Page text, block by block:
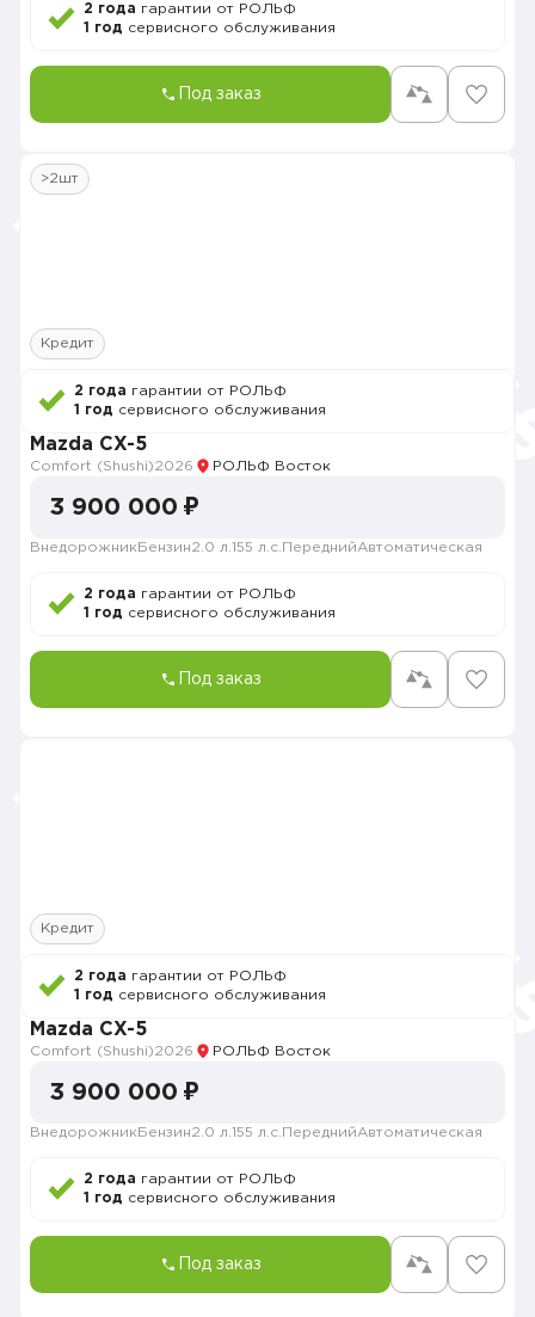
2 года гарантии от РОЛЬФ
1 год сервисного обслуживания
Под заказ
>2шт
Кредит
2 года гарантии от РОЛЬФ
1 год сервисного обслуживания
Mazda CX-5
Comfort (Shushi)2026 РОЛЬФ Восток
3 900 000 ₽
Внедорожник Бензин2.0 л. 155 л.с. ПереднийАвтоматическая
2 года гарантии от РОЛЬФ
1 год сервисного обслуживания
Под заказ
Кредит
2 года гарантии от РОЛЬФ
1 год сервисного обслуживания
Mazda CX-5
Comfort (Shushi)2026 РОЛЬФ Восток
3 900 000 ₽
Внедорожник Бензин2.0 л. 155 л.с. ПереднийАвтоматическая
2 года гарантии от РОЛЬФ
1 год сервисного обслуживания
Под заказ